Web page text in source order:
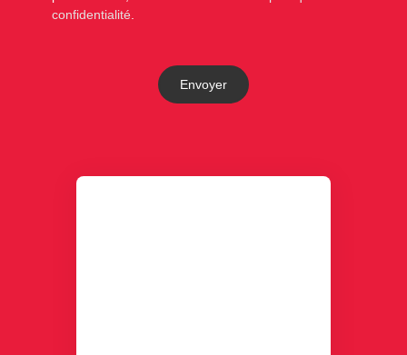
confidentialité.
Envoyer